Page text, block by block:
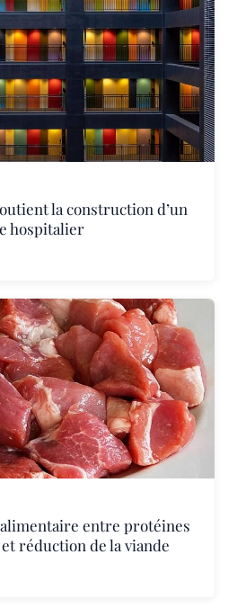
la construction d’un
hospitalier
entre protéines
réduction de la viande